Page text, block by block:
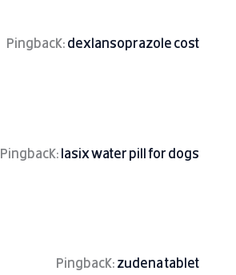
Pingback:dexlansoprazole cost
Pingback:lasix water pill for dogs
Pingback:zudena tablet